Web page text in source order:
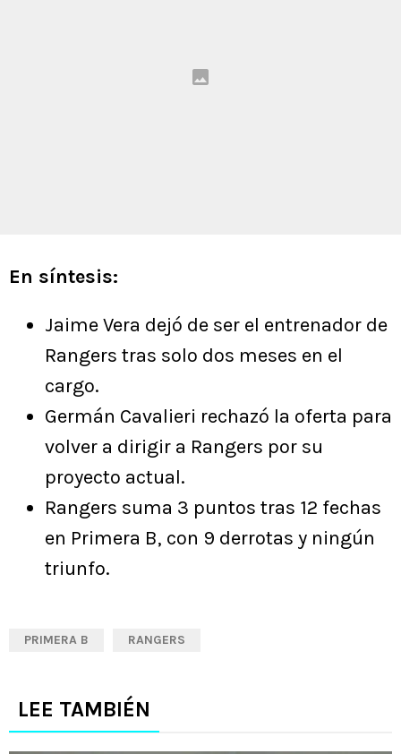
En síntesis:
Jaime Vera dejó de ser el entrenador de
Rangers tras solo dos meses en el
cargo.
Germán Cavalieri rechazó la oferta para
volver a dirigir a Rangers por su
proyecto actual.
Rangers suma 3 puntos tras 12 fechas
en Primera B, con 9 derrotas y ningún
triunfo.
PRIMERA B RANGERS
LEE TAMBIÉN